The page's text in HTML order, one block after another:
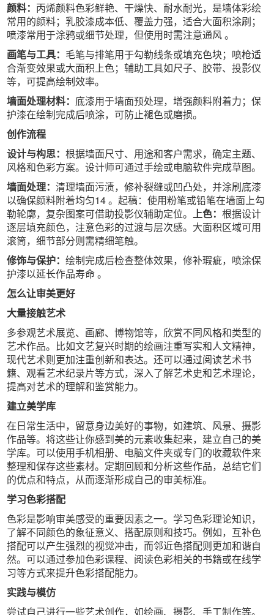
颜料： 丙烯颜料色彩鲜艳、干燥快、耐水耐光，是墙体彩绘
常用的颜料；乳胶漆成本低、覆盖力强，适合大面积涂刷；
喷漆常用于涂鸦或细节处理，但使用时需注意通风 。
画笔与工具： 毛笔与排笔用于勾勒线条或填充色块；喷枪适
合渐变效果或大面积上色；辅助工具如尺子、胶带、投影仪
等，可提高绘制效率。
墙面处理材料： 底漆用于墙面预处理，增强颜料附着力；保
护漆在绘制完成后喷涂，可防止褪色或磨损。
创作流程
设计与构思：根据墙面尺寸、用途和客户需求，确定主题、
风格和色彩方案。设计师可通过手绘或电脑软件完成草图。
墙面处理：清理墙面污渍，修补裂缝或凹凸处，并涂刷底漆
以确保颜料附着均匀14 。起稿：使用粉笔或铅笔在墙面上勾
勒轮廓，复杂图案可借助投影仪辅助定位。上色：根据设计
逐层填充颜色，注意色彩的过渡与层次感。大面积区域可用
滚筒，细节部分则需精细笔触。
修饰与保护：绘制完成后检查整体效果，修补瑕疵，喷涂保
护漆以延长作品寿命 。
怎么让审美更好
大量接触艺术
多参观艺术展览、画廊、博物馆等，欣赏不同风格和类型的
艺术作品。比如文艺复兴时期的绘画注重写实和人文精神，
现代艺术则更加注重创新和表达。还可以通过阅读艺术书
籍、观看艺术纪录片等方式，深入了解艺术史和艺术理论，
提高对艺术的理解和鉴赏能力。
建立美学库
在日常生活中，留意身边美好的事物，如建筑、风景、摄影
作品等。将这些让你感到美的元素收集起来，建立自己的美
学库。可以使用手机相册、电脑文件夹或专门的收藏软件来
整理和保存这些素材。定期回顾和分析这些作品，总结它们
的优点和特点，从而逐渐形成自己的审美标准。
学习色彩搭配
色彩是影响审美感受的重要因素之一。学习色彩理论知识，
了解不同颜色的象征意义、搭配原则和技巧。例如，互补色
搭配可以产生强烈的视觉冲击，而邻近色搭配则更加和谐自
然。可以通过参加色彩课程、阅读色彩相关的书籍或在线学
习等方式来提升色彩搭配能力。
实践与模仿
尝试自己进行一些艺术创作，如绘画、摄影、手工制作等。